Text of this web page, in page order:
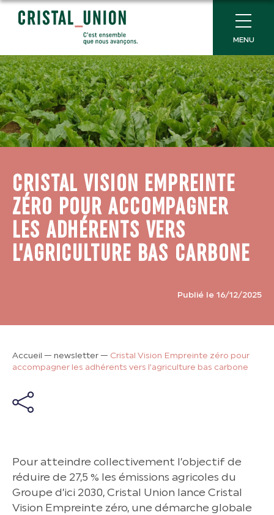
MENU
CRISTAL VISION EMPREINTE
ZÉRO POUR ACCOMPAGNER
LES ADHÉRENTS VERS
L’AGRICULTURE BAS CARBONE
Publié le 16/12/2025
Accueil — newsletter— Cristal Vision Empreinte zéro pour
accompagner les adhérents vers l’agriculture bas carbone
Pour atteindre collectivement l’objectif de
réduire de 27,5 % les émissions agricoles du
Groupe d’ici 2030, Cristal Union lance Cristal
Vision Empreinte zéro, une démarche globale